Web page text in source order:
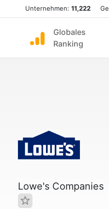
Unternehmen: 11,222
Globales
Ranking
Lowe's Companies